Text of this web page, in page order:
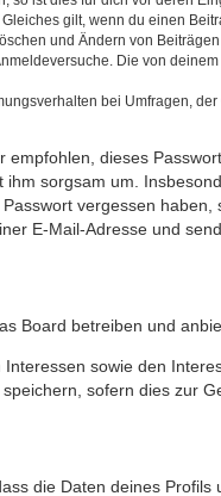
gilt, wenn du einen
und Ändern von
Die von
bei Umfragen,
dieses
sorgsam um.
vergessen haben,
E-Mail-Adresse und
Board betreiben und
sowie den
sofern dies zur
die Daten deines